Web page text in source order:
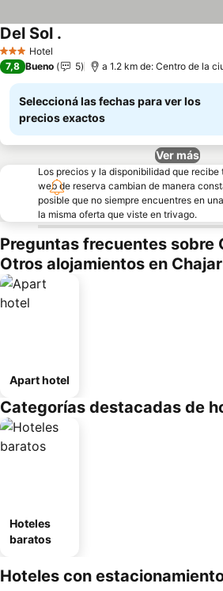
3 Estrellas
Hotel
Del Sol .
7,8 Bueno 5 a 1.2 km de: Centro de la
Seleccioná las fechas para ver los
precios exactos
Ver más
Los precios y la disponibilidad que
web de reserva cambian de manera
posible que no siempre encuentres en
la misma oferta que viste en trivago.
Preguntas frecuentes sobre
Otros alojamientos en
Apart hotel
Categorías destacadas de
Hoteles
baratos
Hoteles con